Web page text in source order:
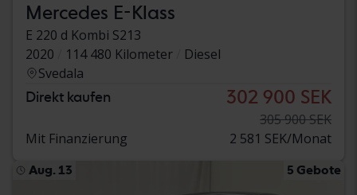
Mercedes E-Klass
E 220 d Kombi S213
2020
114 480 Kilometer
Diesel
Svedala
Direkt kaufen 302 900 SEK
305 900 SEK
Mit Finanzierung
2 581 SEK/Monat
Aug. 13 5 Gebote